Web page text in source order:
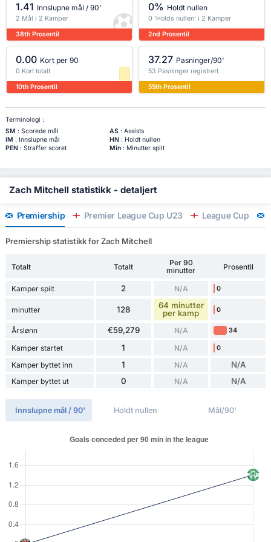
1.41 Innslupne mål / 90'
2 Mål i 2 Kamper
38th Prosentil
0% Holdt nullen
0 'Holds nullen' i 2 Kamper
2nd Prosentil
0.00 Kort per 90
0 Kort totalt
10th Prosentil
37.27 Pasninger/90'
53 Pasninger registrert
55th Prosentil
Terminologi :
SM : Scorede mål AS: Assists
IM : Innslupne mål HN: Holdt nullen
PEN: Straffer scoret Min: Minutter spilt
Zach Mitchell statistikk - detaljert
Premiership Premier League Cup U23 League Cup
Premiership statistikk for Zach Mitchell
Totalt Totalt
Per 90
minutter
Prosentil
Kamper spilt 2 N/A 0
minutter 128
64 minutter
per kamp
0
Årslønn €59,279 N/A 34
Kamper startet 1 N/A 0
Kamper byttet inn 1 N/A N/A
Kamper byttet ut 0 N/A N/A
Innslupne mål / 90' Holdt nullen Mål/90'